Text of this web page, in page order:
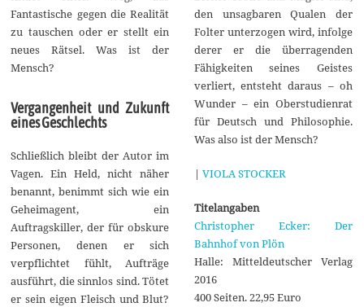
Fantastische gegen die Realität
zu tauschen oder er stellt ein
neues Rätsel. Was ist der
Mensch?
Vergangenheit und Zukunft
eines Geschlechts
Schließlich bleibt der Autor im
Vagen. Ein Held, nicht näher
benannt, benimmt sich wie ein
Geheimagent, ein
Auftragskiller, der für obskure
Personen, denen er sich
verpflichtet fühlt, Aufträge
ausführt, die sinnlos sind. Tötet
er sein eigen Fleisch und Blut?
den unsagbaren Qualen der
Folter unterzogen wird, infolge
derer er die überragenden
Fähigkeiten seines Geistes
verliert, entsteht daraus – oh
Wunder – ein Oberstudienrat
für Deutsch und Philosophie.
Was also ist der Mensch?
| VIOLA STOCKER
Titelangaben
Christopher Ecker: Der
Bahnhof von Plön
Halle: Mitteldeutscher Verlag
2016
400 Seiten. 22,95 Euro